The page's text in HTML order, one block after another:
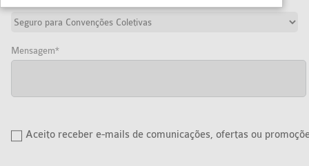
Mensagem
Aceito receber e-mails de comunicações, ofertas ou